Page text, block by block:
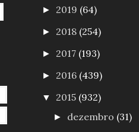
► 2019 (64)
► 2018 (254)
► 2017 (193)
► 2016 (439)
▼ 2015 (932)
► dezembro (31)